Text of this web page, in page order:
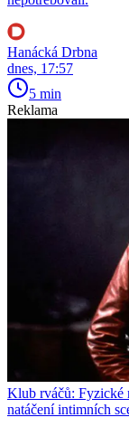
Hanácká Drbna
dnes, 17:57
5 min
Reklama
Klub rváčů: Fyzické
natáčení intimních